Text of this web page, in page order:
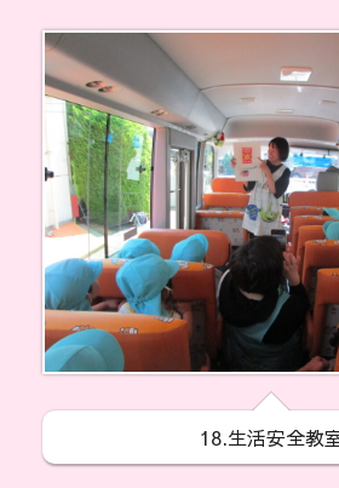
18.生活安全教